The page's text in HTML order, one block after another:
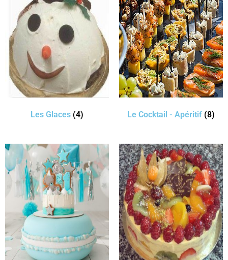
Les Glaces (4) Le Cocktail - Apéritif (8)